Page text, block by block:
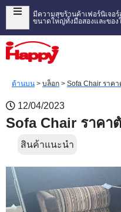
มีความสุขร้านค้าเฟอร์นิเจอ
ขนาดใหญ่ทั้งมือสองและของ
ด้านบน > บล็อก > Sofa Chair ราค
12/04/2023
Sofa Chair ราคา
สินค้าแนะนำ